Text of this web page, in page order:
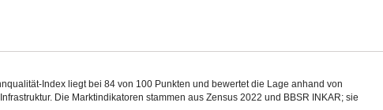
Index liegt bei 84 von 100 Punkten und bewertet die Lage anhand von
Die Marktindikatoren stammen aus Zensus 2022 und BBSR INKAR; sie